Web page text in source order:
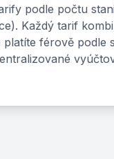
podle počtu
Každý tarif
férově podle